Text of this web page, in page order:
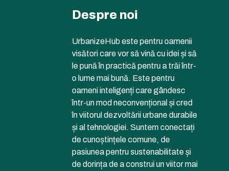
Despre noi
UrbanizeHub este pentru oamenii
visători care vor să vină cu idei și să
le pună în practică pentru a trăi într-
o lume mai bună. Este pentru
oameni inteligenți care gândesc
într-un mod neconvențional și cred
în viitorul dezvoltării urbane durabile
și al tehnologiei. Suntem conectați
de cunoștințele comune, de
pasiunea pentru sustenabilitate și
de dorința de a construi un viitor mai